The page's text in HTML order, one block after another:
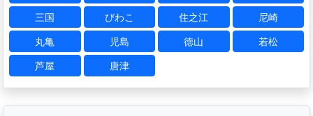
三国
びわこ 住之江
尼崎
丸亀
児島 徳山
若松
芦屋
唐津